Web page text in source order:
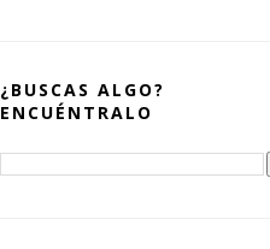
¿BUSCAS ALGO?
ENCUÉNTRALO